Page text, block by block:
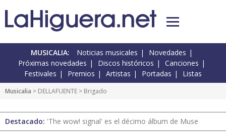
MUSICALIA: Noticias musicales
Novedades
Próximas novedades
Discos históricos
Canciones
Festivales
Premios Artistas Portadas Listas
Musicalia > DELLAFUENTE > Brigado
Destacado: 'The wow! signal' es el décimo álbum de Muse